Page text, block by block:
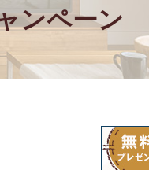
ンペーン